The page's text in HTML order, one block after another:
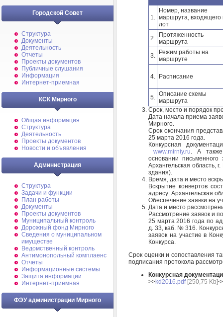
Городской Совет
Структура
Документы
Деятельность
Отчеты
Проекты документов
Публичные слушания
Информация
Интернет-приемная
КСК Мирного
Общая информация
Структура
Деятельность
Проекты документов
Новости и объявления
Администрация
Структура
Задачи и функции
План работы
Документы
Проекты документов
Муниципальный контроль
Дорожный фонд Мирного
Cведения о муниципальном
имуществе
Ведомственный контроль
Антимонопольный комплаенс
Отчеты
Информационные системы
Защита информации
Интернет-приемная
ФЭУ администрации Мирного
1.
Номер, название
маршрута, входящего
лот
2. Протяженность
маршрута
3. Режим работы на
маршруте
4. Расписание
5. Описание схемы
маршрута
Срок, место и порядок
Дата начала приема
Мирного.
Срок окончания
25 марта 2016 года.
Конкурсная
www.mirniy.ru. А также
основании письменного
Архангельская область,
здания).
Время, дата и место
Вскрытие конвертов
адресу: Архангельская
Обеспечение заявки на
Дата и место
Рассмотрение заявок и
25 марта 2016 года по
д. 33, каб. № 316.
заявок на участие в
Конкурса.
Срок оценки и сопоставления
подписания протокола
Конкурсная
>>kd2016.pdf[250,75 Kb]